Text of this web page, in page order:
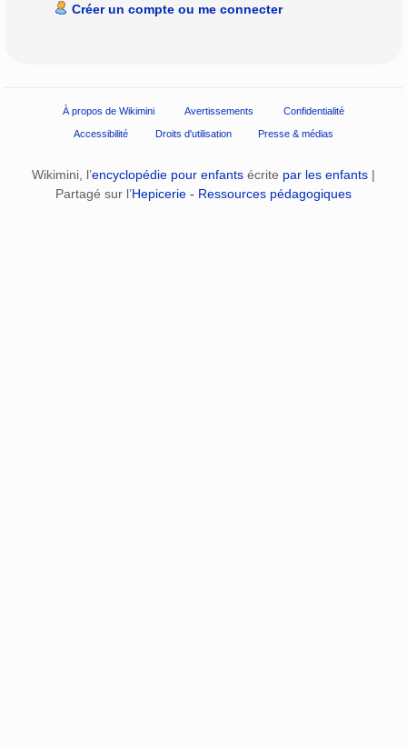
Créer un compte ou me connecter
À propos de Wikimini Avertissements Confidentialité
Accessibilité Droits d'utilisation Presse & médias
Wikimini, l’encyclopédie pour enfants écrite par les enfants |
Partagé sur l’Hepicerie - Ressources pédagogiques